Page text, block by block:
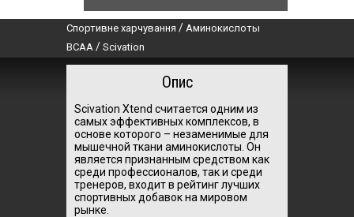
Спортивне харчування / Аминокислоты
BCAA / Scivation
Опис
Scivation Xtend считается одним из
самых эффективных комплексов, в
основе которого – незаменимые для
мышечной ткани аминокислоты. Он
является признанным средством как
среди профессионалов, так и среди
тренеров, входит в рейтинг лучших
спортивных добавок на мировом
рынке.